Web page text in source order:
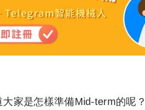
家是怎樣準備Mid-term的呢